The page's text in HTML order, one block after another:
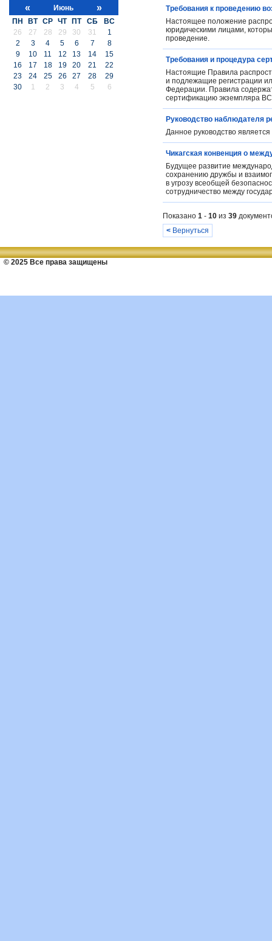
«
Июнь »
ПН ВТ СР ЧТ ПТ СБ
ВС
26
27 28 29 30 31
1
2
3 4 5 6 7
8
9
10 11 12 13 14
15
16
17 18 19 20 21
22
23
24 25 26 27 28
29
30
1 2 3 4 5 6
Требования к проведению
Настоящее положение
юридическими лицами,
проведение.
Требования и процедура
Настоящие Правила
и подлежащие регистрации
Федерации. Правила
сертификацию экземпляра
Руководство наблюдателя
Данное руководство
Чикагская конвенция о
Будущее развитие
сохранению дружбы и
в угрозу всеобщей
сотрудничество между
Показано 1 - 10 из 39
< Вернуться
© 2025 Все права защищены